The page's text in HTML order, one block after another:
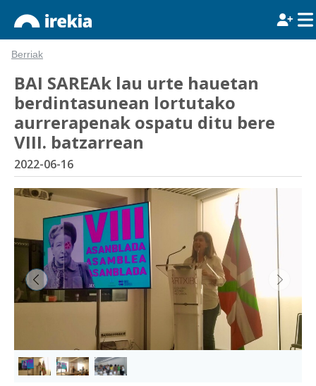
Berriak
BAI SAREAk lau urte hauetan
berdintasunean lortutako
aurrerapenak ospatu ditu bere
VIII. batzarrean
2022-06-16
&lsaquo; Aurrekoa